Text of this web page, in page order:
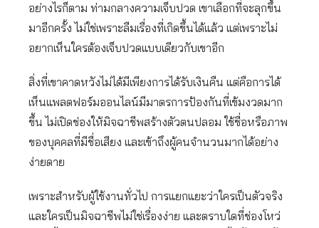
อย่างไรก็ตาม ท่ามกลางความเจ็บปวด เขาเลือกที่จะลุกขึ้น
มาอีกครั้ง ไม่ใช่เพราะลืมเรื่องที่เกิดขึ้นได้แล้ว แต่เพราะไม่
อยากเห็นใครต้องเจ็บปวดแบบเดียวกับเขาอีก
สิ่งที่เขาคาดหวังไม่ได้มีเพียงการได้รับเงินคืน แต่คือการได้
เห็นแพลตฟอร์มออนไลน์มีมาตรการป้องกันที่เข้มงวดมาก
ขึ้น ไม่เปิดช่องให้มิจฉาชีพสร้างตัวตนปลอม ใช้ชื่อหรือภาพ
ของบุคคลที่มีชื่อเสียง และเข้าถึงผู้คนจำนวนมากได้อย่าง
ง่ายดาย
เพราะสำหรับผู้ใช้งานทั่วไป การแยกแยะว่าใครเป็นตัวจริง
และใครเป็นมิจฉาชีพไม่ใช่เรื่องง่าย และตราบใดที่ช่องโหว่